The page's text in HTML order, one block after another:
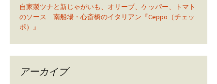
自家製ツナと新じゃがいも、オリーブ、ケッパー、トマト
のソース 南船場・心斎橋のイタリアン『Ceppo（チェッ
ポ）』
アーカイブ